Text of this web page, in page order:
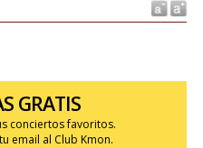
GRATIS
conciertos favoritos.
email al Club Kmon.